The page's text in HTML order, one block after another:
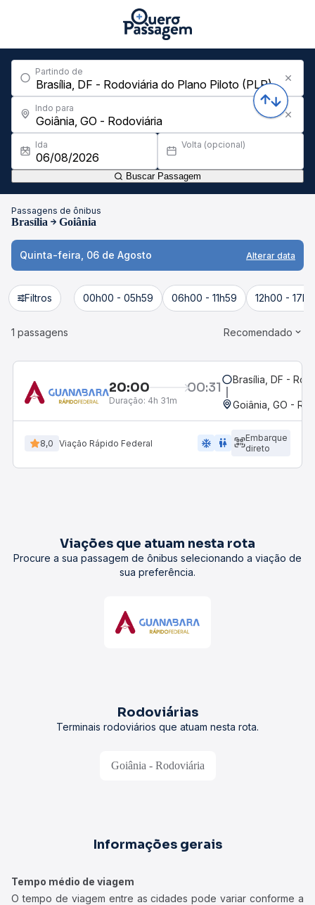
Partindo de
Indo para
Ida Volta (opcional)
Buscar Passagem
Passagens de ônibus
Brasília Goiânia
Quinta-feira, 06 de Agosto Alterar data
Filtros 00h00 - 05h59 06h00 - 11h59 12h00 -
1 passagens Recomendado
20:00 00:31
Duração: 4h 31m
Brasília, DF -
Goiânia, GO -
8,0 Viação Rápido Federal ac_unit wc
Embarque
direto
Viações que atuam nesta rota
Procure a sua passagem de ônibus selecionando a viação de
sua preferência.
Rodoviárias
Terminais rodoviários que atuam nesta rota.
Goiânia - Rodoviária
Informações gerais
Tempo médio de viagem
O tempo de viagem entre as cidades pode variar conforme a